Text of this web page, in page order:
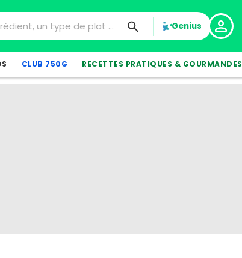
Genius
CLUB 750G RECETTES PRATIQUES & GOURMANDES